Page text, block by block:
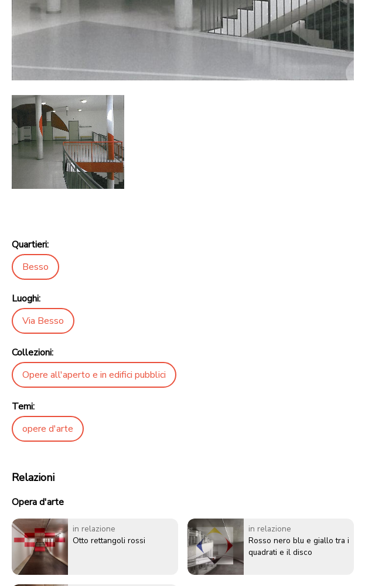
Quartieri:
Besso
Luoghi:
Via Besso
Collezioni:
Opere all'aperto e in edifici pubblici
Temi:
opere d'arte
Relazioni
Opera d'arte
in relazione
Otto rettangoli rossi
in relazione
Rosso nero blu e giallo tra i
quadrati e il disco